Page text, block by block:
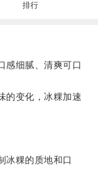
排行
细腻、清爽可口
变化，冰粿加速
粿的质地和口